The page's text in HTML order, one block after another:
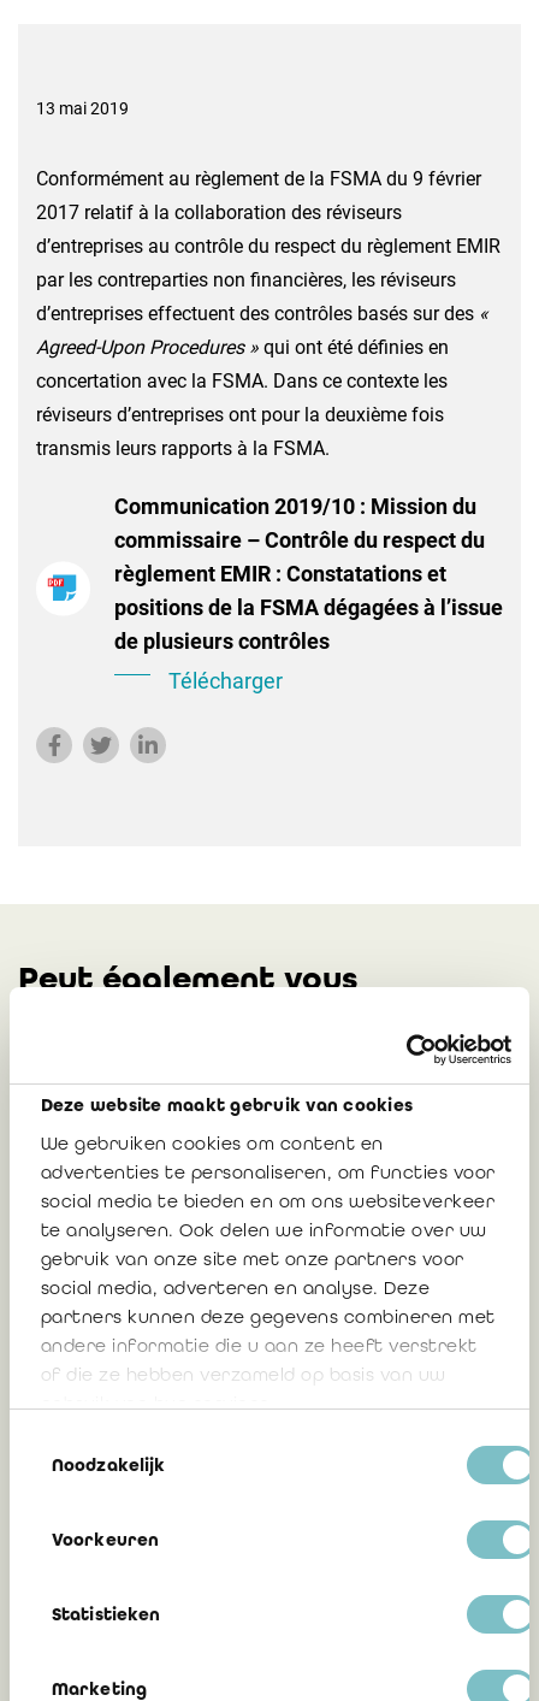
Deze website maakt gebruik van cookies
We gebruiken cookies om content en
advertenties te personaliseren, om functies voor
social media te bieden en om ons websiteverkeer
te analyseren. Ook delen we informatie over uw
gebruik van onze site met onze partners voor
social media, adverteren en analyse. Deze
partners kunnen deze gegevens combineren met
andere informatie die u aan ze heeft verstrekt
of die ze hebben verzameld op basis van uw
Noodzakelijk
Voorkeuren
Statistieken
Marketing
13 mai 2019
Conformément au règlement de la FSMA du 9 février
2017 relatif à la collaboration des réviseurs
d’entreprises au contrôle du respect du règlement EMIR
par les contreparties non financières, les réviseurs
d’entreprises effectuent des contrôles basés sur des «
Agreed-Upon Procedures » qui ont été définies en
concertation avec la FSMA. Dans ce contexte les
réviseurs d’entreprises ont pour la deuxième fois
transmis leurs rapports à la FSMA.
Communication 2019/10 : Mission du
commissaire – Contrôle du respect du
règlement EMIR : Constatations et
positions de la FSMA dégagées à l’issue
de plusieurs contrôles
Télécharger
Peut également vous
Obligations applicables aux
commissaires d’entreprises non
financières qui contractent des dérivés
de gré à gré - rappel
Groupe de travail EMIR de l’IRE
16 février 2023
Report de la date limite de remise des
rapports spéciaux sur le respect des
EMIR